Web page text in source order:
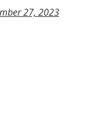
27, 2023